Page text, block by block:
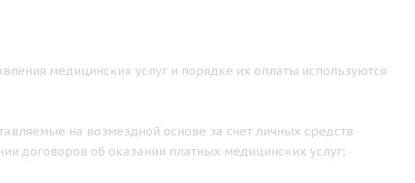
медицинских услуг и порядке их оплаты используются
на возмездной основе за счет личных средств
договоров об оказании платных медицинских услуг;